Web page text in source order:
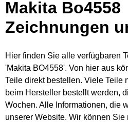
Makita Bo4558
Zeichnungen
Hier finden Sie alle verfügbaren
'Makita BO4558'. Von hier aus
Teile direkt bestellen. Viele Teile
beim Hersteller bestellt werden,
Wochen. Alle Informationen, die
unserer Website. Wir können